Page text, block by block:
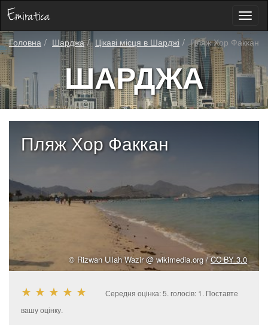
Головна
Шарджа Цікаві місця в Шарджі Пляж Хор Факкан
ШАРДЖА
Пляж Хор Факкан
© Rizwan Ullah Wazir @ wikimedia.org /CC BY 3.0
★ ★ ★ ★ ★ Середня оцінка:5. голосів: 1 . Поставте
вашу оцінку.